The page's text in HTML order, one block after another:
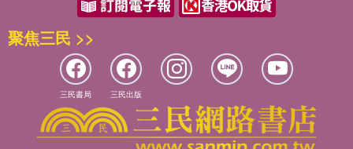
聚焦三民 >>
三民書局 三民出版